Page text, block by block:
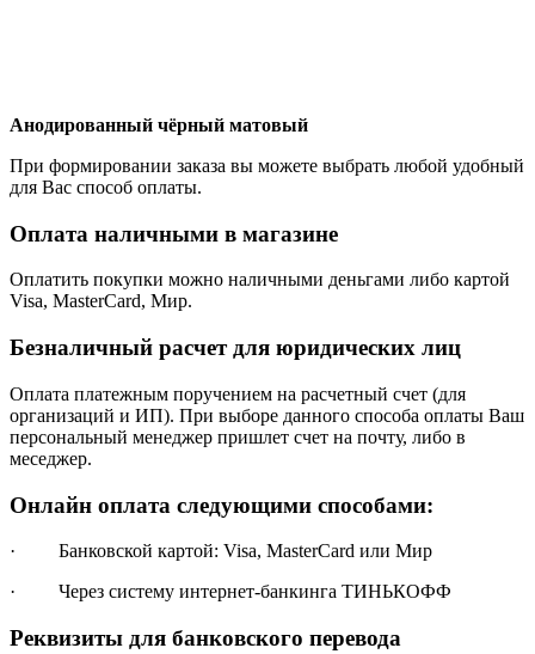
Анодированный чёрный матовый
При формировании заказа вы можете выбрать любой удобный
для Вас способ оплаты.
Оплата наличными в магазине
Оплатить покупки можно наличными деньгами либо картой
Visa, MasterCard, Мир.
Безналичный расчет для юридических лиц
Оплата платежным поручением на расчетный счет (для
организаций и ИП). При выборе данного способа оплаты Ваш
персональный менеджер пришлет счет на почту, либо в
меседжер.
Онлайн оплата следующими способами:
· Банковской картой: Visa, MasterCard или Мир
· Через систему интернет-банкинга ТИНЬКОФФ
Реквизиты для банковского перевода